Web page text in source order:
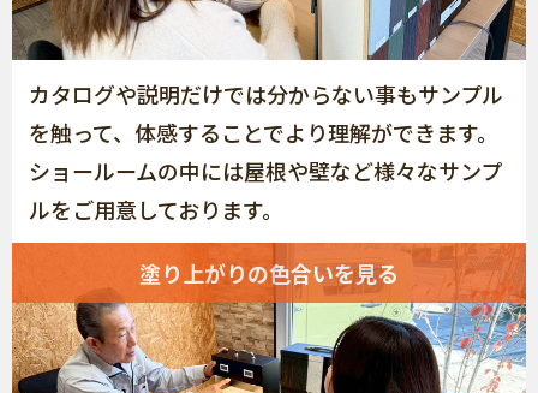
カタログや説明だけでは分からない事もサンプル
を触って、体感することでより理解ができます。
ショールームの中には屋根や壁など様々なサンプ
ルをご用意しております。
塗り上がりの色合いを見る